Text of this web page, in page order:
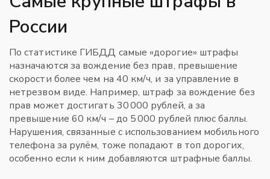
России
По статистике ГИБДД самые «дорогие» штрафы
назначаются за вождение без прав, превышение
скорости более чем на 40 км/ч, и за управление в
нетрезвом виде. Например, штраф за вождение без
прав может достигать 30 000 рублей, а за
превышение 60 км/ч – до 5 000 рублей плюс баллы.
Нарушения, связанные с использованием мобильного
телефона за рулём, тоже попадают в топ дорогих,
особенно если к ним добавляются штрафные баллы.